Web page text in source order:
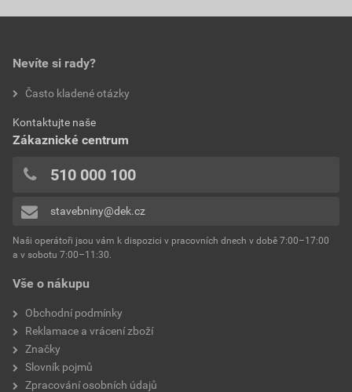
Vše o nákupu
Obchodní podmínky
Reklamace a vrácení zboží
Značky
Slovník pojmů
Zpracování osobních údajů
Nevíte si rady?
Často kladené otázky
Kontaktujte naše
Zákaznické centrum
510 000 100
stavebniny@dek.cz
Naši operátoři jsou vám k dispozici v pracovních dnech v době 7:00–17:00
a v sobotu 7:00–11:30.